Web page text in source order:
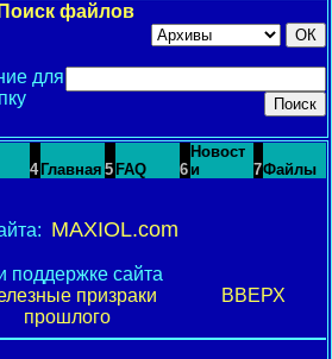
Поиск файлов
для
4 Главная 5 FAQ 6
Новост
и
7Файлы
MAXIOL.com
поддержке сайта
призраки
прошлого
ВВЕРХ